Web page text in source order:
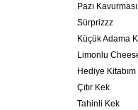
Pazı Kavurması
Sürprizzz
Küçük Adama
Limonlu
Hediye
Çıtır Kek
Tahinli Kek